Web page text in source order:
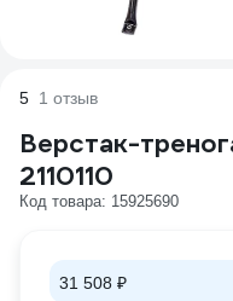
5 1 отзыв
Верстак-
2110110
Код товара: 15925690
31 508 ₽